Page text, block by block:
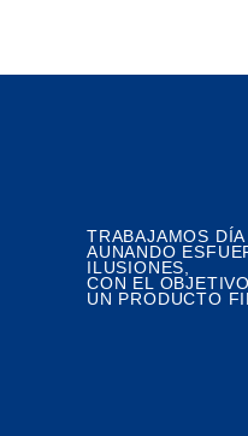
TRABAJAMOS DÍA
AUNANDO
ILUSIONES,
CON EL
UN PRODUCTO